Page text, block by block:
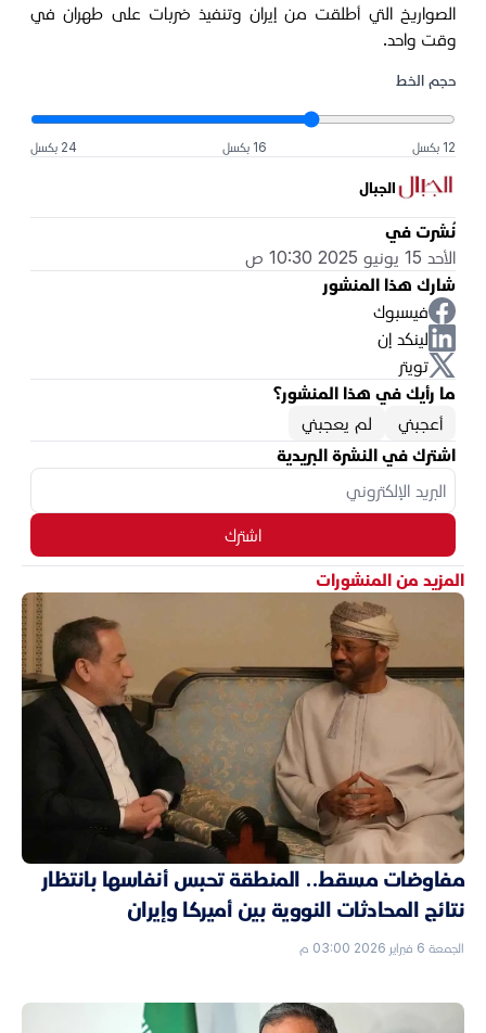
الصواريخ التي أطلقت من إيران وتنفيذ ضربات على طهران في
وقت واحد.
حجم الخط
12 بكسل 16 بكسل 24 بكسل
الجبال
نُشرت في
الأحد 15 يونيو 2025 10:30 ص
شارك هذا المنشور
فيسبوك
لينكد إن
تويتر
ما رأيك في هذا المنشور؟
أعجبني
لم يعجبني
اشترك في النشرة البريدية
اشترك
المزيد من المنشورات
مفاوضات مسقط.. المنطقة تحبس أنفاسها بانتظار
نتائج المحادثات النووية بين أميركا وإيران
الجمعة 6 فبراير 2026 03:00 م